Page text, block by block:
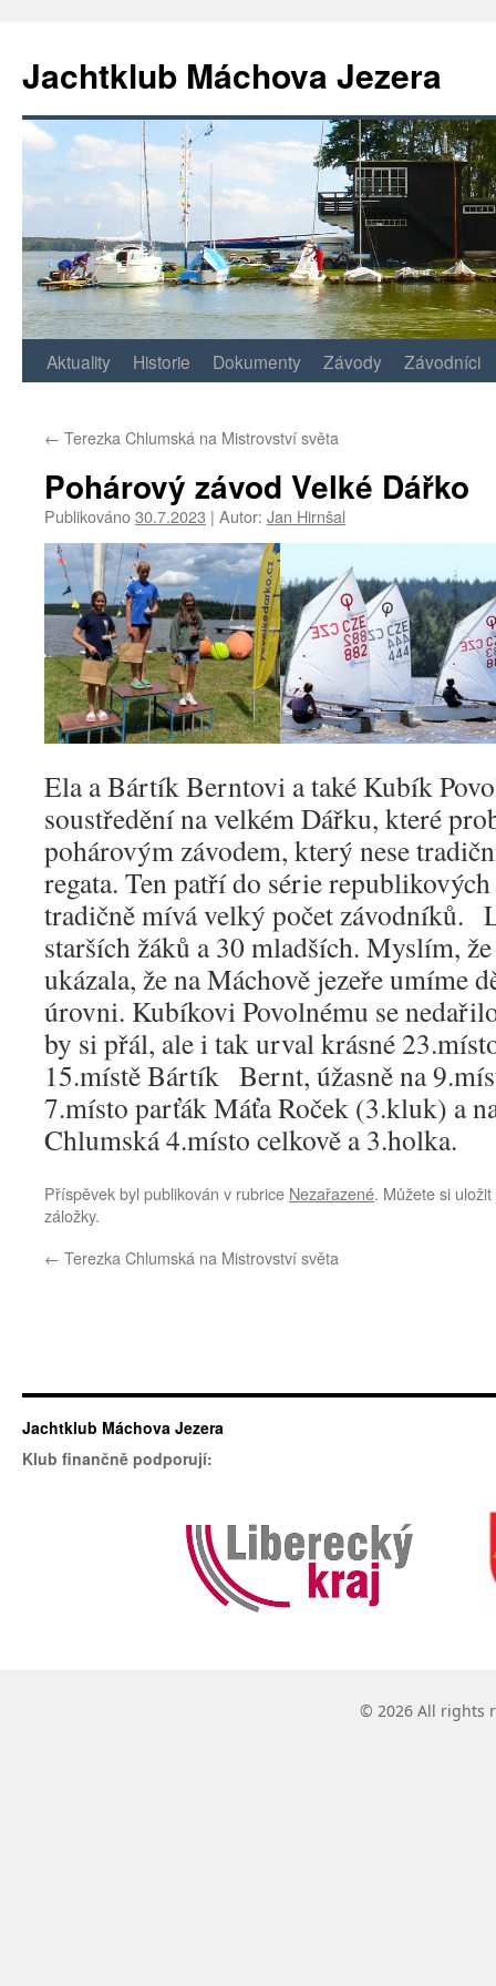
Jachtklub Máchova Jezera
Přejít
obsahu
webu
Aktuality Historie Dokumenty Závody Závodníci
← Terezka Chlumská na Mistrovství světa
Pohárový závod Velké Dářko
Publikováno30.7.2023 | Autor: Jan Hirnšal
Ela a Bártík Berntovi a také Kubík
soustředění na velkém Dářku, které
pohárovým závodem, který nese
regata. Ten patří do série
tradičně mívá velký počet závodníků.
starších žáků a 30 mladších. Myslím,
ukázala, že na Máchově jezeře umíme
úrovni. Kubíkovi Povolnému se
by si přál, ale i tak urval krásné
15.místě Bártík Bernt, úžasně na
7.místo parťák Máťa Roček (3.kluk) a
Chlumská 4.místo celkově a 3.holka.
Příspěvek byl publikován v rubrice Nezařazené. Můžete si
záložky.
← Terezka Chlumská na Mistrovství světa
Jachtklub Máchova Jezera
Klub finančně podporují:
© 2026 All rights